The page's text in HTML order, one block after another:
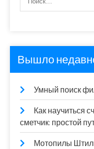
Вышло
Умный поиск
Как научиться
сметчик: простой
Мотопилы